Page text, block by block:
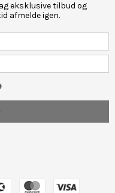
eksklusive tilbud og
afmelde igen.